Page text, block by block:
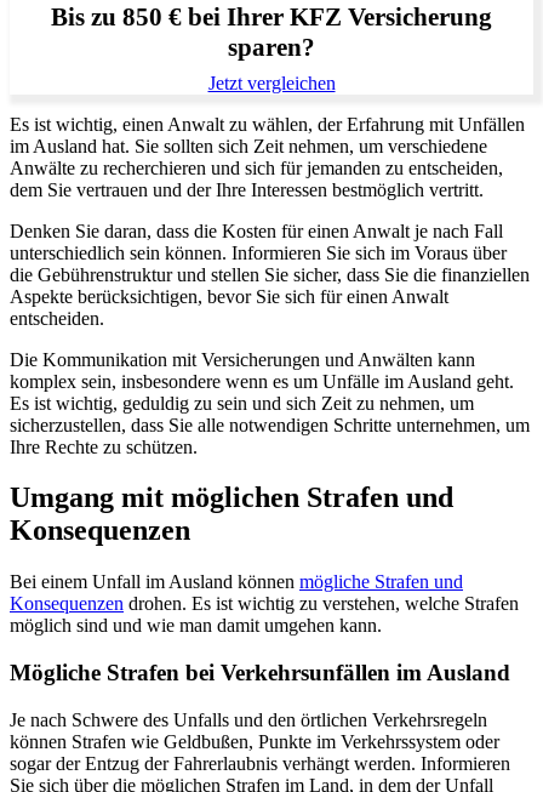
Bis zu 850 € bei Ihrer KFZ Versicherung
sparen?
Jetzt vergleichen
Es ist wichtig, einen Anwalt zu wählen, der Erfahrung mit Unfällen
im Ausland hat. Sie sollten sich Zeit nehmen, um verschiedene
Anwälte zu recherchieren und sich für jemanden zu entscheiden,
dem Sie vertrauen und der Ihre Interessen bestmöglich vertritt.
Denken Sie daran, dass die Kosten für einen Anwalt je nach Fall
unterschiedlich sein können. Informieren Sie sich im Voraus über
die Gebührenstruktur und stellen Sie sicher, dass Sie die finanziellen
Aspekte berücksichtigen, bevor Sie sich für einen Anwalt
entscheiden.
Die Kommunikation mit Versicherungen und Anwälten kann
komplex sein, insbesondere wenn es um Unfälle im Ausland geht.
Es ist wichtig, geduldig zu sein und sich Zeit zu nehmen, um
sicherzustellen, dass Sie alle notwendigen Schritte unternehmen, um
Ihre Rechte zu schützen.
Umgang mit möglichen Strafen und
Konsequenzen
Bei einem Unfall im Ausland können mögliche Strafen und
Konsequenzen drohen. Es ist wichtig zu verstehen, welche Strafen
möglich sind und wie man damit umgehen kann.
Mögliche Strafen bei Verkehrsunfällen im Ausland
Je nach Schwere des Unfalls und den örtlichen Verkehrsregeln
können Strafen wie Geldbußen, Punkte im Verkehrssystem oder
sogar der Entzug der Fahrerlaubnis verhängt werden. Informieren
Sie sich über die möglichen Strafen im Land, in dem der Unfall